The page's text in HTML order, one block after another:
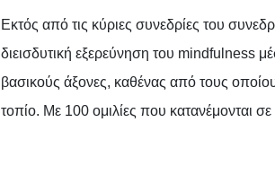
Εκτός από τις κύριες συνεδρίες του
διεισδυτική εξερεύνηση του mindfulness
βασικούς άξονες, καθένας από τους
τοπίο. Με 100 ομιλίες που κατανέμονται σε